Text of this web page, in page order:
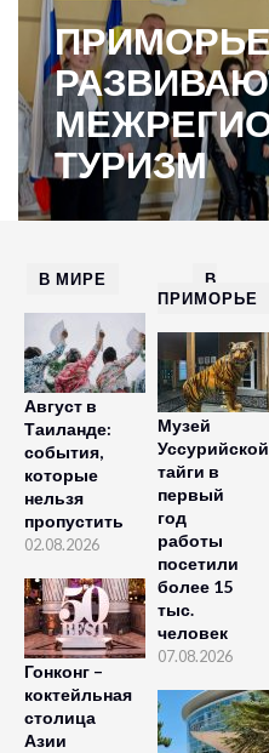
ТУРИЗМ
В МИРЕ
Август в
Таиланде:
события,
которые
нельзя
пропустить
02.08.2026
Гонконг –
коктейльная
столица
Азии
В
ПРИМОРЬЕ
Музей
Уссурийской
тайги в
первый
год
работы
посетили
более 15
тыс.
человек
07.08.2026